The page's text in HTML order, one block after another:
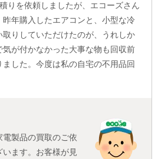
りを依頼しましたが、エコーズさん
年購入したエアコンと、小型な冷
りしていただけたのが、うれしか
気が付かなかった大事な物も回収前
した。今度は私の自宅の不用品回
電製品の買取のご依
ます。お客様が見